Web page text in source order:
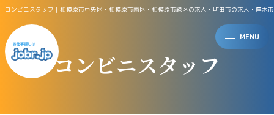
MENU
コンビニスタッフ｜相模原市中央区・相模原市南区・相模原市緑区の求人・町田市の求人・厚木
コンビニスタッフ